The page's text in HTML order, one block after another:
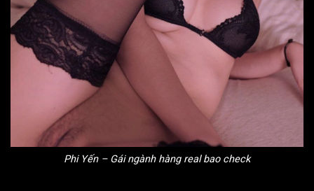
Phi Yến – Gái ngành hàng real bao check